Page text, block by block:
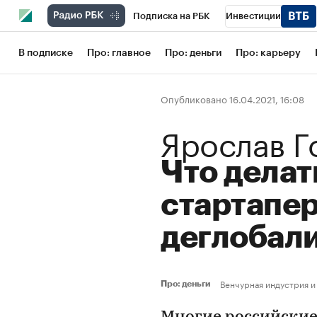
Подписка на РБК Инвестиции
Школа управления РБК РБК
Рынок наличной валюты
В подписке Про: главное Про: деньги Про: карьеру
Опубликовано 16.04.2021, 16:08
Ярослав
Что
Про: деньги Венчурная индустрия